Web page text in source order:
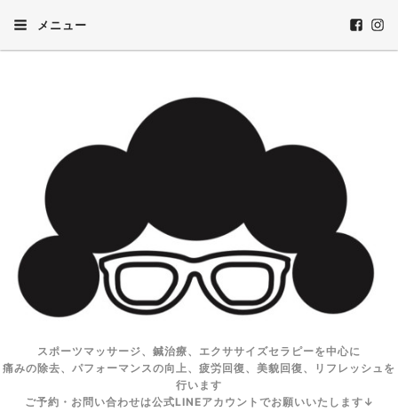
メニュー
スポーツマッサージ、鍼治療、エクササイズセラピーを中心に
痛みの除去、パフォーマンスの向上、疲労回復、美貌回復、リフレッシュを
行います
ご予約・お問い合わせは公式LINEアカウントでお願いいたします↓